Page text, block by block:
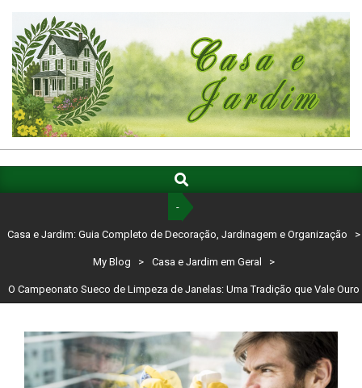
content
CASA
E
GUIA
COMPLETO
DE
JARDINAGEM
E
Navigation
Search
-
Casa e Jardim: Guia Completo de Decoração, Jardinagem e Organização >
My Blog > Casa e Jardim em Geral >
O Campeonato Sueco de Limpeza de Janelas: Uma Tradição que Vale Ouro